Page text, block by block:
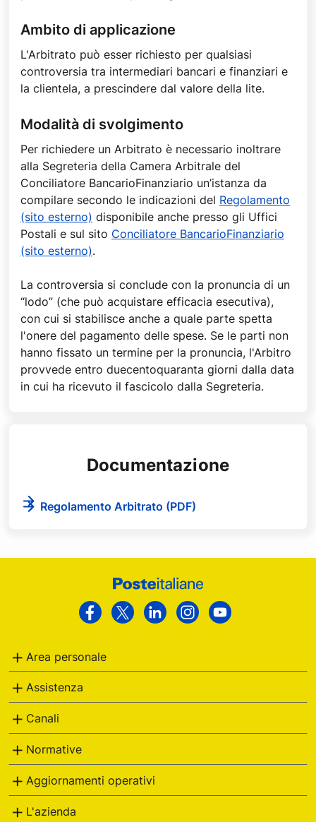
Ambito di applicazione
L'Arbitrato può esser richiesto per qualsiasi
controversia tra intermediari bancari e finanziari e
la clientela, a prescindere dal valore della lite.
Modalità di svolgimento
Per richiedere un Arbitrato è necessario inoltrare
alla Segreteria della Camera Arbitrale del
Conciliatore BancarioFinanziario un’istanza da
compilare secondo le indicazioni del Regolamento
(sito esterno) disponibile anche presso gli Uffici
Postali e sul sito Conciliatore BancarioFinanziario
(sito esterno).
La controversia si conclude con la pronuncia di un
“lodo” (che può acquistare efficacia esecutiva),
con cui si stabilisce anche a quale parte spetta
l'onere del pagamento delle spese. Se le parti non
hanno fissato un termine per la pronuncia, l'Arbitro
provvede entro duecentoquaranta giorni dalla data
in cui ha ricevuto il fascicolo dalla Segreteria.
Documentazione
Regolamento Arbitrato (PDF)
Facebook
Twitter LinkedinInstagram
Area personale
Assistenza
Canali
Normative
Aggiornamenti operativi
L'azienda